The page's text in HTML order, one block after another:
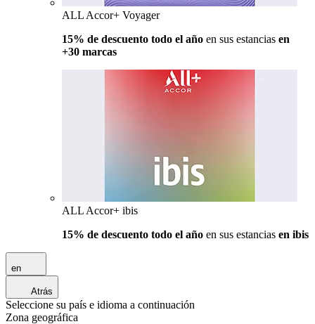
ALL Accor+ Voyager
15% de descuento todo el año en sus estancias en
+30 marcas
ALL Accor+ ibis
15% de descuento todo el año en sus estancias en ibis
en
Atrás
Seleccione su país e idioma a continuación
Zona geográfica